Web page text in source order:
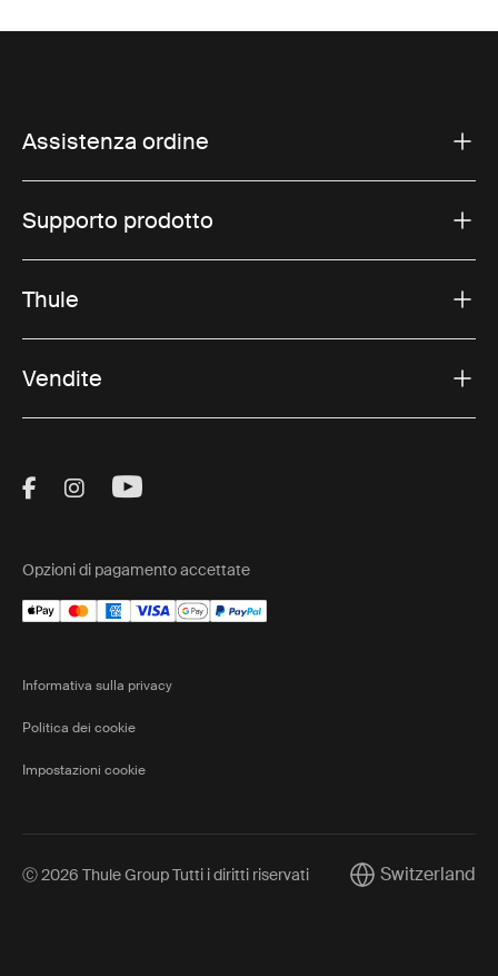
Assistenza ordine
Supporto prodotto
Thule
Vendite
Visit Thule on Facebook (external link)
Visit Thule on Instagram (external link)
Visit Thule on Youtube (external
Opzioni di pagamento accettate
Informativa sulla privacy
Politica dei cookie
Impostazioni cookie
Ⓒ 2026 Thule Group Tutti i diritti riservati Current market/
Switzerland